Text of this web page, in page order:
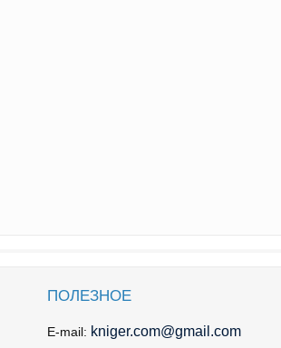
ПОЛЕЗНОЕ
E-mail: kniger.com@gmail.com